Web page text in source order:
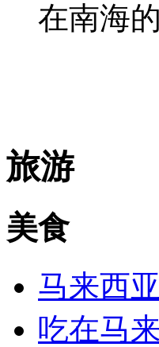
在南海
旅游
美食
马来西
吃在马